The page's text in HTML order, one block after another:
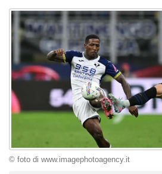
© foto di www.imagephotoagency.it